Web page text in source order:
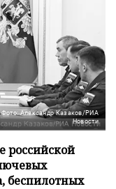
Фото: Александр Казаков/РИА
Новости
российской
беспилотных